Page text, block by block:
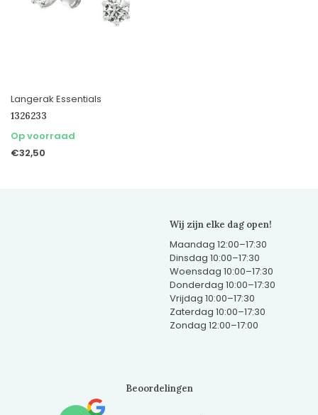
Langerak Essentials
1326233
Op voorraad
€32,50
Wij zijn elke dag open!
Maandag 12:00–17:30
Dinsdag 10:00–17:30
Woensdag 10:00–17:30
Donderdag 10:00–17:30
Vrijdag 10:00–17:30
Zaterdag 10:00–17:30
Zondag 12:00–17:00
Beoordelingen